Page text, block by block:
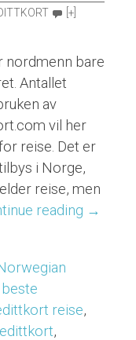
[+]
nordmenn bare
Antallet
av
vil her
reise. Det er
i Norge,
reise, men
reading “Beste
→
beste
reise,
,